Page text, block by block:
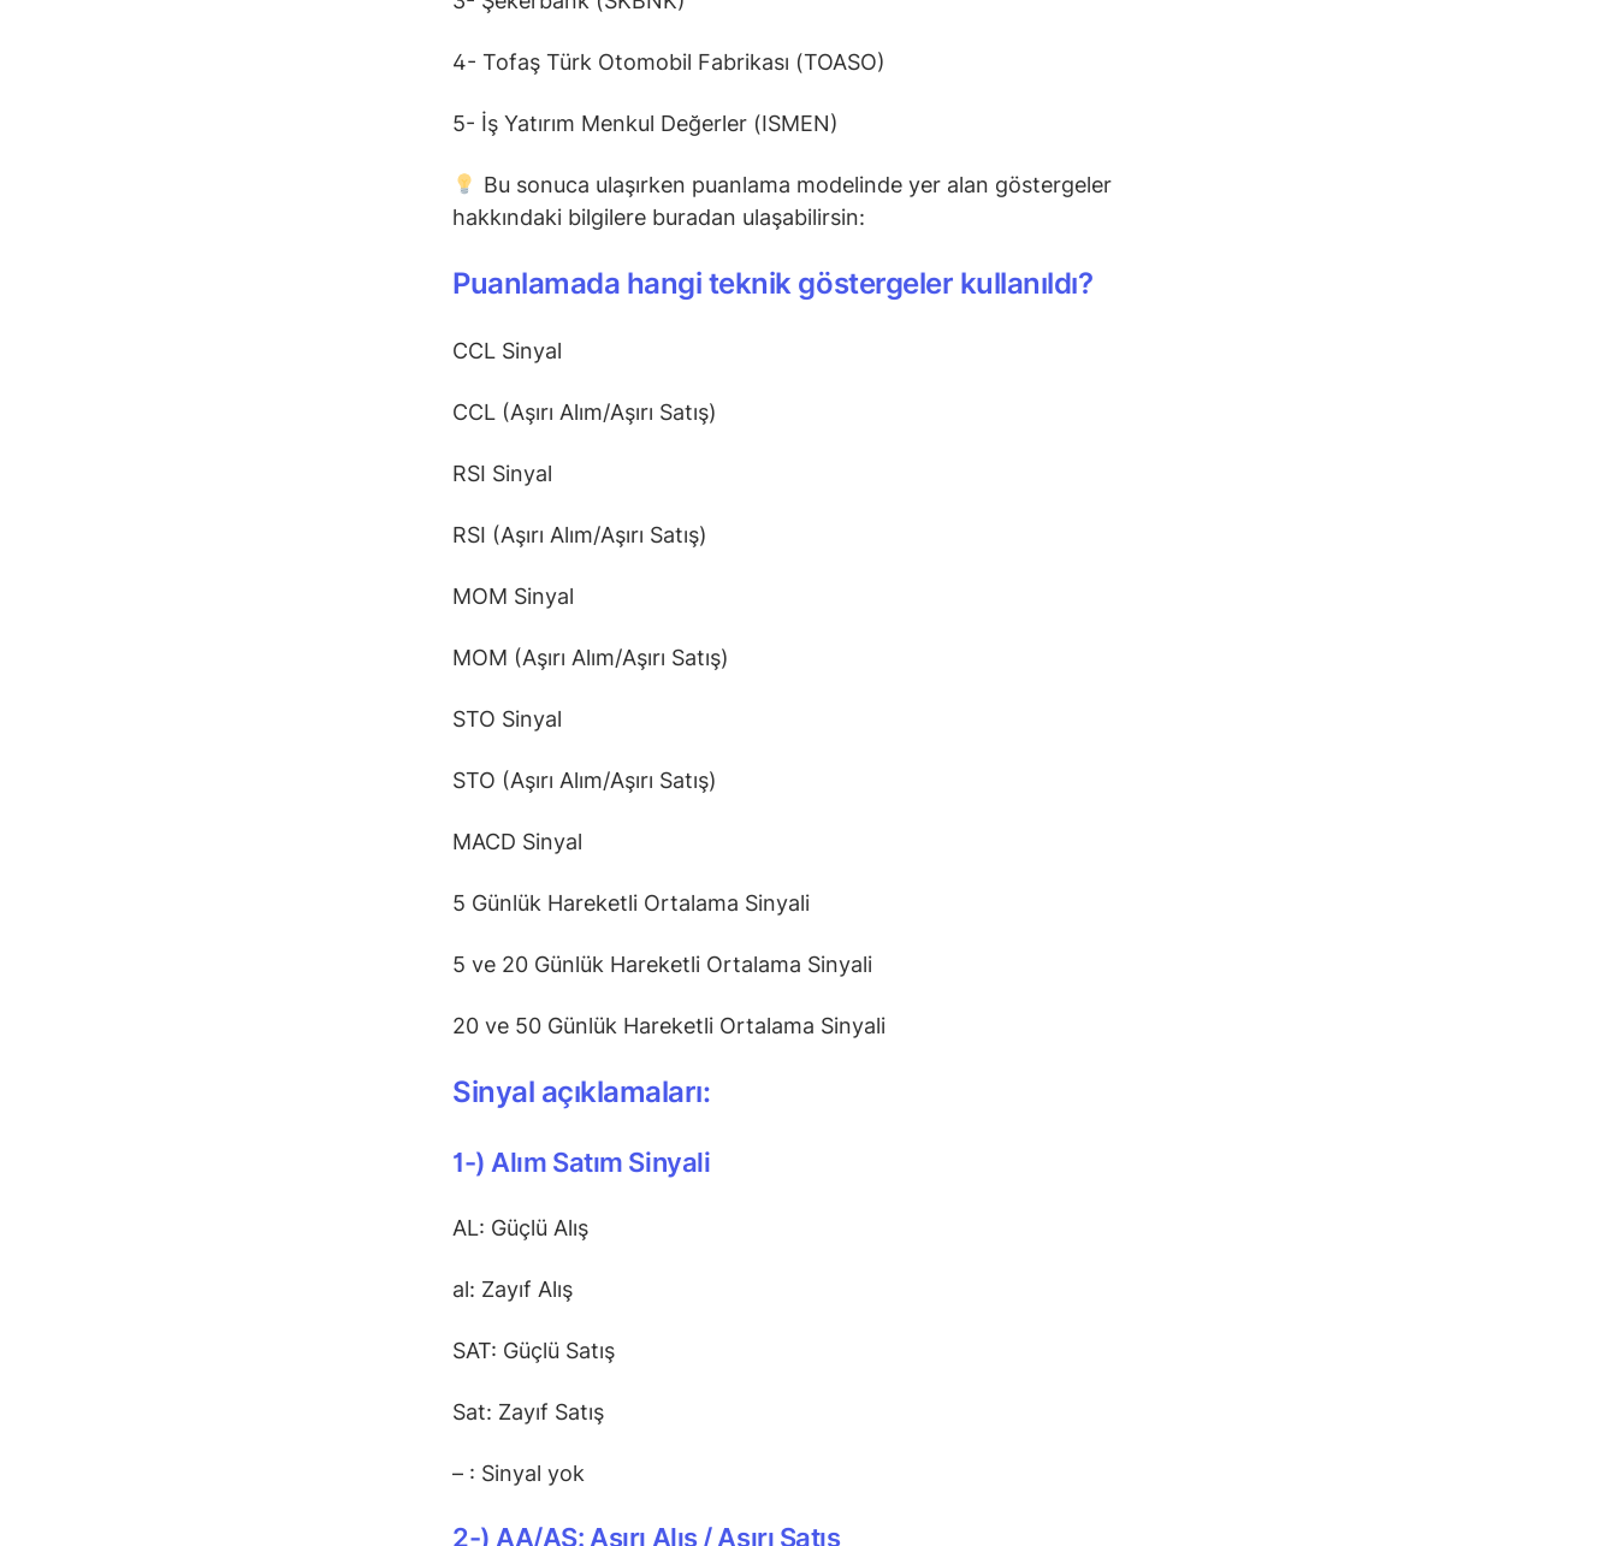
4- Tofaş Türk Otomobil Fabrikası (TOASO)
5- İş Yatırım Menkul Değerler (ISMEN)
Bu sonuca ulaşırken puanlama modelinde yer alan göstergeler
hakkındaki bilgilere buradan ulaşabilirsin:
Puanlamada hangi teknik göstergeler kullanıldı?
CCL Sinyal
CCL (Aşırı Alım/Aşırı Satış)
RSI Sinyal
RSI (Aşırı Alım/Aşırı Satış)
MOM Sinyal
MOM (Aşırı Alım/Aşırı Satış)
STO Sinyal
STO (Aşırı Alım/Aşırı Satış)
MACD Sinyal
5 Günlük Hareketli Ortalama Sinyali
5 ve 20 Günlük Hareketli Ortalama Sinyali
20 ve 50 Günlük Hareketli Ortalama Sinyali
Sinyal açıklamaları:
1-) Alım Satım Sinyali
AL: Güçlü Alış
al: Zayıf Alış
SAT: Güçlü Satış
Sat: Zayıf Satış
– : Sinyal yok
2-) AA/AS: Aşırı Alış / Aşırı Satış